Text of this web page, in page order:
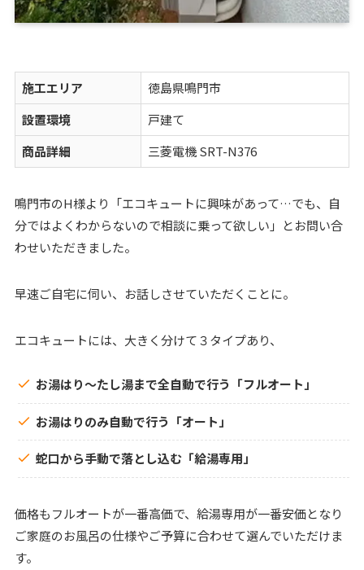
施工エリア
徳島県鳴門市
設置環境
戸建て
商品詳細
三菱電機 SRT-N376
鳴門市のH様より「エコキュートに興味があって…でも、自
分ではよくわからないので相談に乗って欲しい」とお問い合
わせいただきました。
早速ご自宅に伺い、お話しさせていただくことに。
エコキュートには、大きく分けて３タイプあり、
お湯はり〜たし湯まで全自動で行う「フルオート」
お湯はりのみ自動で行う「オート」
蛇口から手動で落とし込む「給湯専用」
価格もフルオートが一番高価で、給湯専用が一番安価となり
ご家庭のお風呂の仕様やご予算に合わせて選んでいただけま
す。